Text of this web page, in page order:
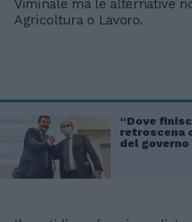
Viminale ma le alternative
Agricoltura o Lavoro.
“Dove
retroscena
del